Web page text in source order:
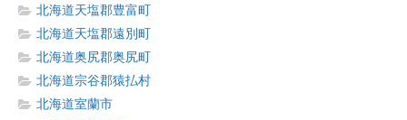
北海道天塩郡豊富町
北海道天塩郡遠別町
北海道奥尻郡奥尻町
北海道宗谷郡猿払村
北海道室蘭市